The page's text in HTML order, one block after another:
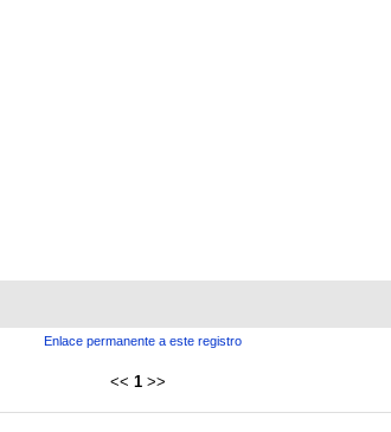
Enlace permanente a este registro
<< 1 >>